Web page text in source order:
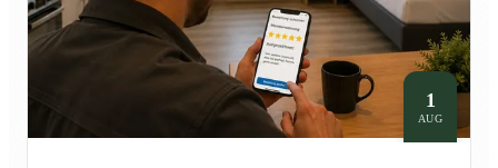
1
AUG